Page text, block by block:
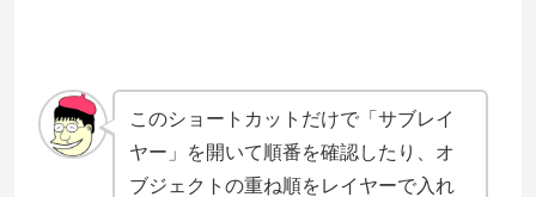
このショートカットだけで「サブレイ
ヤー」を開いて順番を確認したり、オ
ブジェクトの重ね順をレイヤーで入れ